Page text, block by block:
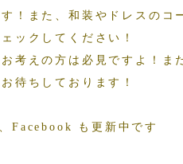
す！また、和装やドレスのコ
ックしてください！
考えの方は必見ですよ！ま
待ちしております！
Facebook も更新中です